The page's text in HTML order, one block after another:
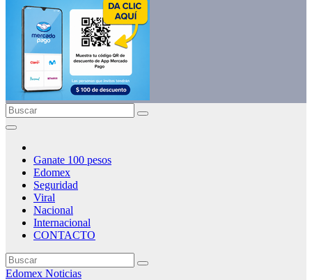
Ganate 100 pesos
Edomex
Seguridad
Viral
Nacional
Internacional
CONTACTO
Edomex Noticias